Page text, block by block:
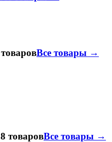
Все товары →
товаровВсе товары →